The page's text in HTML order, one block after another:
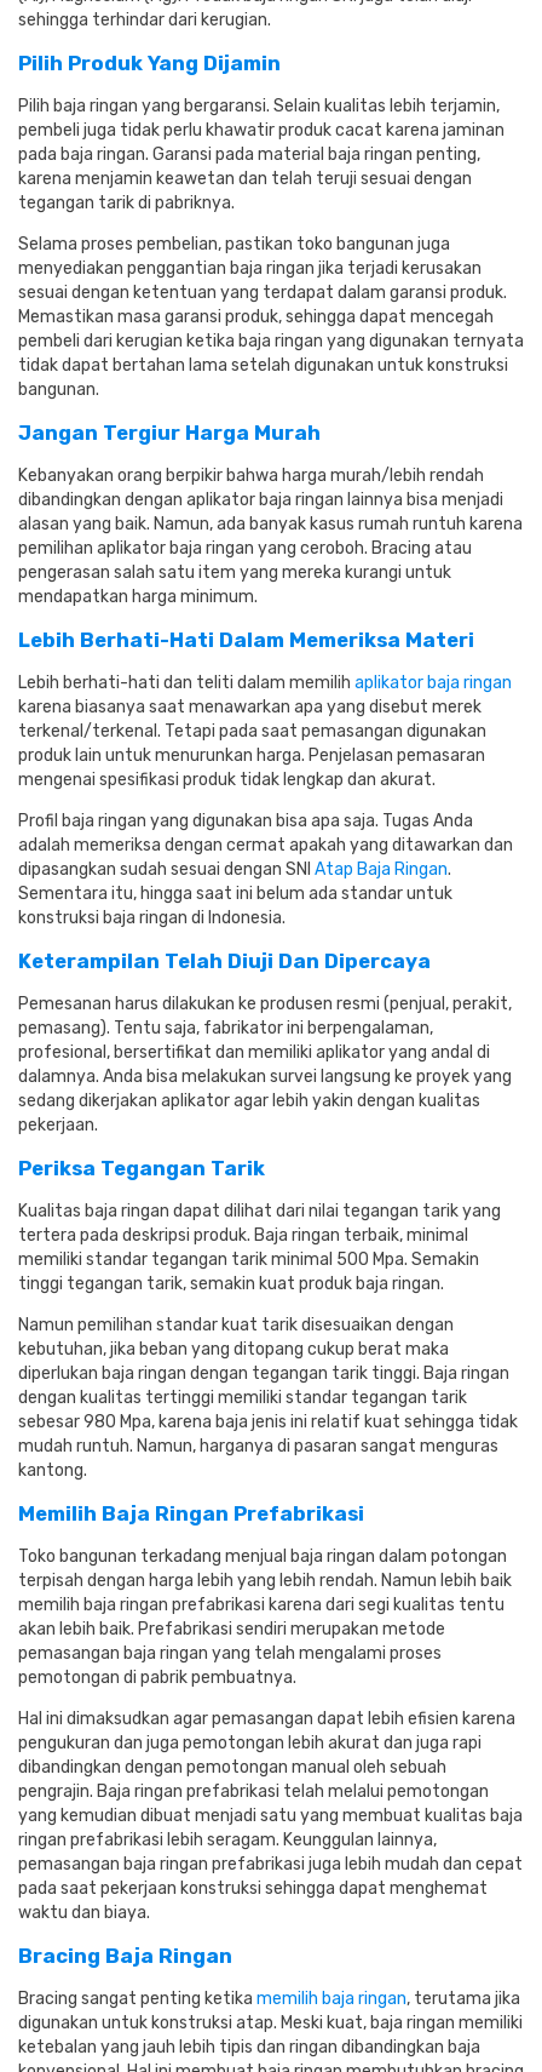
sehingga terhindar dari kerugian.
Pilih Produk Yang Dijamin
Pilih baja ringan yang bergaransi. Selain kualitas lebih terjamin,
pembeli juga tidak perlu khawatir produk cacat karena jaminan
pada baja ringan. Garansi pada material baja ringan penting,
karena menjamin keawetan dan telah teruji sesuai dengan
tegangan tarik di pabriknya.
Selama proses pembelian, pastikan toko bangunan juga
menyediakan penggantian baja ringan jika terjadi kerusakan
sesuai dengan ketentuan yang terdapat dalam garansi produk.
Memastikan masa garansi produk, sehingga dapat mencegah
pembeli dari kerugian ketika baja ringan yang digunakan ternyata
tidak dapat bertahan lama setelah digunakan untuk konstruksi
bangunan.
Jangan Tergiur Harga Murah
Kebanyakan orang berpikir bahwa harga murah/lebih rendah
dibandingkan dengan aplikator baja ringan lainnya bisa menjadi
alasan yang baik. Namun, ada banyak kasus rumah runtuh karena
pemilihan aplikator baja ringan yang ceroboh. Bracing atau
pengerasan salah satu item yang mereka kurangi untuk
mendapatkan harga minimum.
Lebih Berhati-Hati Dalam Memeriksa Materi
Lebih berhati-hati dan teliti dalam memilih aplikator baja ringan
karena biasanya saat menawarkan apa yang disebut merek
terkenal/terkenal. Tetapi pada saat pemasangan digunakan
produk lain untuk menurunkan harga. Penjelasan pemasaran
mengenai spesifikasi produk tidak lengkap dan akurat.
Profil baja ringan yang digunakan bisa apa saja. Tugas Anda
adalah memeriksa dengan cermat apakah yang ditawarkan dan
dipasangkan sudah sesuai dengan SNI Atap Baja Ringan.
Sementara itu, hingga saat ini belum ada standar untuk
konstruksi baja ringan di Indonesia.
Keterampilan Telah Diuji Dan Dipercaya
Pemesanan harus dilakukan ke produsen resmi (penjual, perakit,
pemasang). Tentu saja, fabrikator ini berpengalaman,
profesional, bersertifikat dan memiliki aplikator yang andal di
dalamnya. Anda bisa melakukan survei langsung ke proyek yang
sedang dikerjakan aplikator agar lebih yakin dengan kualitas
pekerjaan.
Periksa Tegangan Tarik
Kualitas baja ringan dapat dilihat dari nilai tegangan tarik yang
tertera pada deskripsi produk. Baja ringan terbaik, minimal
memiliki standar tegangan tarik minimal 500 Mpa. Semakin
tinggi tegangan tarik, semakin kuat produk baja ringan.
Namun pemilihan standar kuat tarik disesuaikan dengan
kebutuhan, jika beban yang ditopang cukup berat maka
diperlukan baja ringan dengan tegangan tarik tinggi. Baja ringan
dengan kualitas tertinggi memiliki standar tegangan tarik
sebesar 980 Mpa, karena baja jenis ini relatif kuat sehingga tidak
mudah runtuh. Namun, harganya di pasaran sangat menguras
kantong.
Memilih Baja Ringan Prefabrikasi
Toko bangunan terkadang menjual baja ringan dalam potongan
terpisah dengan harga lebih yang lebih rendah. Namun lebih baik
memilih baja ringan prefabrikasi karena dari segi kualitas tentu
akan lebih baik. Prefabrikasi sendiri merupakan metode
pemasangan baja ringan yang telah mengalami proses
pemotongan di pabrik pembuatnya.
Hal ini dimaksudkan agar pemasangan dapat lebih efisien karena
pengukuran dan juga pemotongan lebih akurat dan juga rapi
dibandingkan dengan pemotongan manual oleh sebuah
pengrajin. Baja ringan prefabrikasi telah melalui pemotongan
yang kemudian dibuat menjadi satu yang membuat kualitas baja
ringan prefabrikasi lebih seragam. Keunggulan lainnya,
pemasangan baja ringan prefabrikasi juga lebih mudah dan cepat
pada saat pekerjaan konstruksi sehingga dapat menghemat
waktu dan biaya.
Bracing Baja Ringan
Bracing sangat penting ketika memilih baja ringan, terutama jika
digunakan untuk konstruksi atap. Meski kuat, baja ringan memiliki
ketebalan yang jauh lebih tipis dan ringan dibandingkan baja